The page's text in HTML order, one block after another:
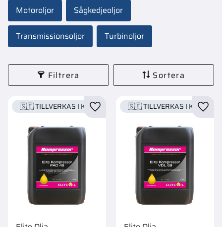
Motoroljor Sågkedjeoljor
Transmissionsoljor Turbinoljor
Filtrera Sortera
🇸🇪 TILLVERKAS I KARLSTADLägg till i favoriter
🇸🇪 TILLVERKAS I